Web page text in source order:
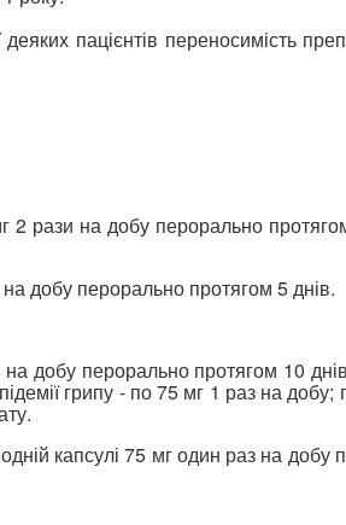
пацієнтів переносимість
2 рази на добу перорально
добу перорально протягом 5 днів.
на добу перорально протягом 10
грипу - по 75 мг 1 раз на добу;
капсулі 75 мг один раз на добу